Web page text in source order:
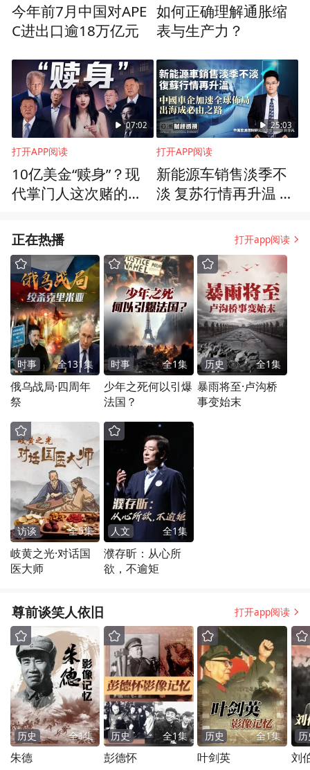
今年前7月中国对APE
C进出口逾18万亿元
如何正确理解通胀缩
表与生产力？
07:02
打开APP阅读
10亿美金“赎身”？现
代掌门人这次赌的是
25:03
打开APP阅读
新能源车销售淡季不
淡 复苏行情再升温 中
出海成必由之路
正在热播 打开app阅读
时事 全131集
俄乌战局·四周年
祭
时事 全1集
少年之死何以引爆
法国？
历史 全1集
暴雨将至·卢沟桥
事变始末
访谈 全5集
岐黄之光·对话国
医大师
人文 全1集
濮存昕：从心所
欲，不逾矩
尊前谈笑人依旧 打开app阅读
历史 全1集
朱德
历史 全1集
彭德怀
历史 全1集
叶剑英 刘